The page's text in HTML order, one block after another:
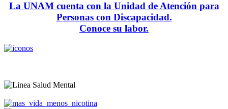
La UNAM cuenta con la Unidad de Atención para
Personas con Discapacidad.
Conoce su labor.